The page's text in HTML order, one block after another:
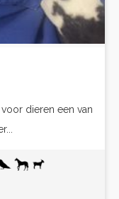
dieren een van